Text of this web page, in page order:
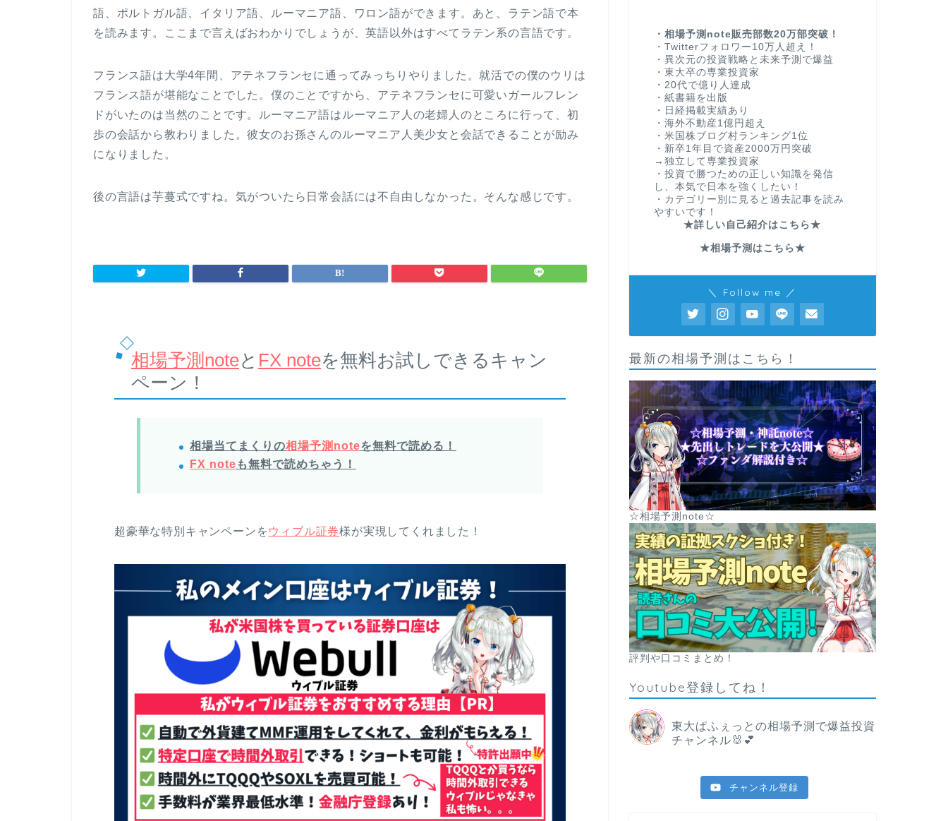
語、ポルトガル語、イタリア語、ルーマニア語、ワロン語ができます。あと、ラテン語で本
を読みます。ここまで言えばおわかりでしょうが、英語以外はすべてラテン系の言語です。
フランス語は大学4年間、アテネフランセに通ってみっちりやりました。就活での僕のウリは
フランス語が堪能なことでした。僕のことですから、アテネフランセに可愛いガールフレン
ドがいたのは当然のことです。ルーマニア語はルーマニア人の老婦人のところに行って、初
歩の会話から教わりました。彼女のお孫さんのルーマニア人美少女と会話できることが励み
になりました。
後の言語は芋蔓式ですね。気がついたら日常会話には不自由しなかった。そんな感じです。
相場予測noteと FX noteを無料お試しできるキャン
ペーン！
相場当てまくりの相場予測noteを無料で読める！
FX note も無料で読めちゃう！
超豪華な特別キャンペーンを ウィブル証券様が実現してくれました！
・相場予測note販売部数20万部突破！
・Twitterフォロワー10万人超え！
・異次元の投資戦略と未来予測で爆益
・東大卒の専業投資家
・20代で億り人達成
・紙書籍を出版
・日経掲載実績あり
・海外不動産1億円超え
・米国株ブログ村ランキング1位
・新卒1年目で資産2000万円突破
→独立して専業投資家
・投資で勝つための正しい知識を発信
し、本気で日本を強くしたい！
・カテゴリー別に見ると過去記事を読み
やすいです！
★詳しい自己紹介はこちら★
★相場予測はこちら★
＼ Follow me ／
最新の相場予測はこちら！
☆相場予測note☆
評判や口コミまとめ！
Youtube登録してね！
東大ぱふぇっとの相場予測で爆益投資
チャンネル🐰💕
チャンネル登録